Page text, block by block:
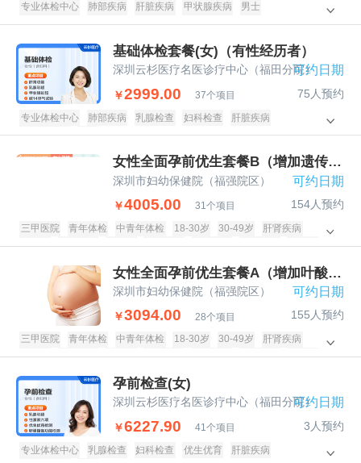
专业体检中心 肺部疾病 肝脏疾病 甲状腺疾病 男士
基础体检套餐(女)（有性经历者）
深圳云杉医疗名医诊疗中心（福田分院）可约日期
￥2999.00 37个项目 75人预约
专业体检中心 肺部疾病 乳腺检查 妇科检查
肝脏疾病
甲状腺疾病
女士
女性全面孕前优生套餐B（增加遗传病筛
深圳市妇幼保健院（福强院区） 可约日期
￥4005.00 31个项目 154人预约
三甲医院 青年体检 中青年体检 18-30岁 30-49岁
肝肾疾病
糖尿病
甲状腺病 遗传病 子宫附件 阴道宫颈 乳腺疾病
传染病
女性全面孕前优生套餐A（增加叶酸还原
深圳市妇幼保健院（福强院区） 可约日期
￥3094.00 28个项目 155人预约
三甲医院 青年体检 中青年体检 18-30岁 30-49岁
肝肾疾病
糖尿病
甲状腺病 遗传病 子宫附件 阴道宫颈 乳腺疾病
传染病
孕前检查(女)
深圳云杉医疗名医诊疗中心（福田分院）可约日期
￥6227.90 41个项目 3人预约
专业体检中心 乳腺检查 妇科检查 优生优育
肝脏疾病